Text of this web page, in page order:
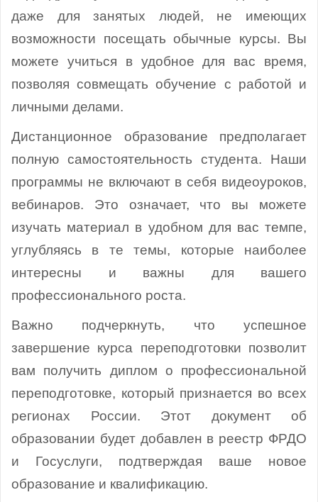
даже для занятых людей, не имеющих
возможности посещать обычные курсы. Вы
можете учиться в удобное для вас время,
позволяя совмещать обучение с работой и
личными делами.
Дистанционное образование предполагает
полную самостоятельность студента. Наши
программы не включают в себя видеоуроков,
вебинаров. Это означает, что вы можете
изучать материал в удобном для вас темпе,
углубляясь в те темы, которые наиболее
интересны и важны для вашего
профессионального роста.
Важно подчеркнуть, что успешное
завершение курса переподготовки позволит
вам получить диплом о профессиональной
переподготовке, который признается во всех
регионах России. Этот документ об
образовании будет добавлен в реестр ФРДО
и Госуслуги, подтверждая ваше новое
образование и квалификацию.